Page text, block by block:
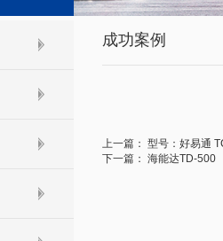
成功案例
上一篇： 型号：好易通
下一篇： 海能达TD-500